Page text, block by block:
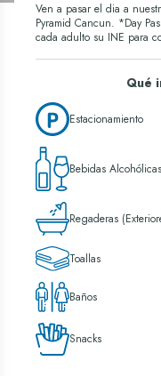
Ven a pasar el dia a
Pyramid Cancun. *Day
cada adulto su INE para
Qué
Estacionamiento
Bebidas Alcohólicas
Regaderas
Toallas
Baños
Snacks